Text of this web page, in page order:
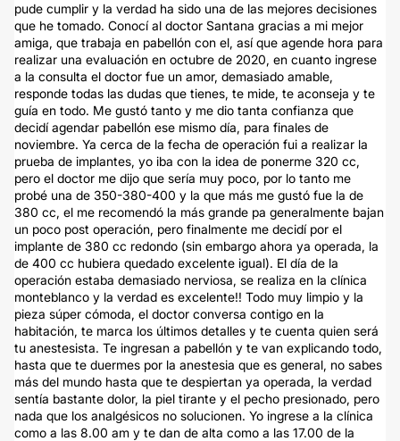
pude cumplir y la verdad ha sido una de las mejores decisiones
que he tomado. Conocí al doctor Santana gracias a mi mejor
amiga, que trabaja en pabellón con el, así que agende hora para
realizar una evaluación en octubre de 2020, en cuanto ingrese
a la consulta el doctor fue un amor, demasiado amable,
responde todas las dudas que tienes, te mide, te aconseja y te
guía en todo. Me gustó tanto y me dio tanta confianza que
decidí agendar pabellón ese mismo día, para finales de
noviembre. Ya cerca de la fecha de operación fui a realizar la
prueba de implantes, yo iba con la idea de ponerme 320 cc,
pero el doctor me dijo que sería muy poco, por lo tanto me
probé una de 350-380-400 y la que más me gustó fue la de
380 cc, el me recomendó la más grande pa generalmente bajan
un poco post operación, pero finalmente me decidí por el
implante de 380 cc redondo (sin embargo ahora ya operada, la
de 400 cc hubiera quedado excelente igual). El día de la
operación estaba demasiado nerviosa, se realiza en la clínica
monteblanco y la verdad es excelente!! Todo muy limpio y la
pieza súper cómoda, el doctor conversa contigo en la
habitación, te marca los últimos detalles y te cuenta quien será
tu anestesista. Te ingresan a pabellón y te van explicando todo,
hasta que te duermes por la anestesia que es general, no sabes
más del mundo hasta que te despiertan ya operada, la verdad
sentía bastante dolor, la piel tirante y el pecho presionado, pero
nada que los analgésicos no solucionen. Yo ingrese a la clínica
como a las 8.00 am y te dan de alta como a las 17.00 de la